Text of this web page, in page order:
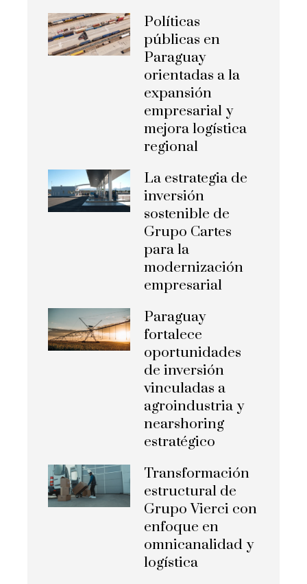
Políticas
públicas en
Paraguay
orientadas a la
expansión
empresarial y
mejora logística
regional
La estrategia de
inversión
sostenible de
Grupo Cartes
para la
modernización
empresarial
Paraguay
fortalece
oportunidades
de inversión
vinculadas a
agroindustria y
nearshoring
estratégico
Transformación
estructural de
Grupo Vierci con
enfoque en
omnicanalidad y
logística